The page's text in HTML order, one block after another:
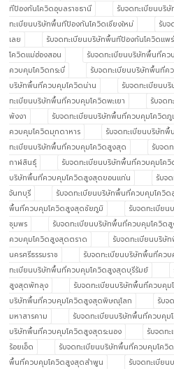
ทีป้องกันโควิดอุบลราชธานี
รับจดทะเบียนบริ
ทะเบียนบริษัทพื้นทีป้องกันโควิดเชียงใหม่
รับ
เลย
รับจดทะเบียนบริษัทพื้นทีป้องกันโควิดแพร่
โควิดแม่ฮ่องสอน
รับจดทะเบียนบริษัทพื้นที่คว
ควบคุมโควิดกระบี่
รับจดทะเบียนบริษัทพื้นที่ค
บริษัทพื้นที่ควบคุมโควิดน่าน
รับจดทะเบียนบ
ทะเบียนบริษัทพื้นที่ควบคุมโควิดพะเยา
รับจด
พังงา
รับจดทะเบียนบริษัทพื้นที่ควบคุมโควิดภู
ควบคุมโควิดมุกดาหาร
รับจดทะเบียนบริษัท
ทะเบียนบริษัทพื้นที่ควบคุมโควิดสูงสุด
รับจด
กาฬสินธุ์
รับจดทะเบียนบริษัทพื้นที่ควบคุมโค
บริษัทพื้นที่ควบคุมโควิดสูงสุดขอนแก่น
รับจ
จันทบุรี
รับจดทะเบียนบริษัทพื้นที่ควบคุมโควิ
พื้นที่ควบคุมโควิดสูงสุดชัยภูมิ
รับจดทะเบีย
ชุมพร
รับจดทะเบียนบริษัทพื้นที่ควบคุมโควิด
ควบคุมโควิดสูงสุดตราด
รับจดทะเบียนบริษั
นครศรีธรรมราช
รับจดทะเบียนบริษัทพื้นที่คว
ทะเบียนบริษัทพื้นที่ควบคุมโควิดสูงสุดบุรีรัมย์
สูงสุดพัทลุง
รับจดทะเบียนบริษัทพื้นที่ควบคุ
บริษัทพื้นที่ควบคุมโควิดสูงสุดพิษณุโลก
รับจ
มหาสารคาม
รับจดทะเบียนบริษัทพื้นที่ควบคุม
บริษัทพื้นที่ควบคุมโควิดสูงสุดระนอง
รับจดท
ร้อยเอ็ด
รับจดทะเบียนบริษัทพื้นที่ควบคุมโควิ
พื้นที่ควบคุมโควิดสูงสุดลำพูน
รับจดทะเบีย